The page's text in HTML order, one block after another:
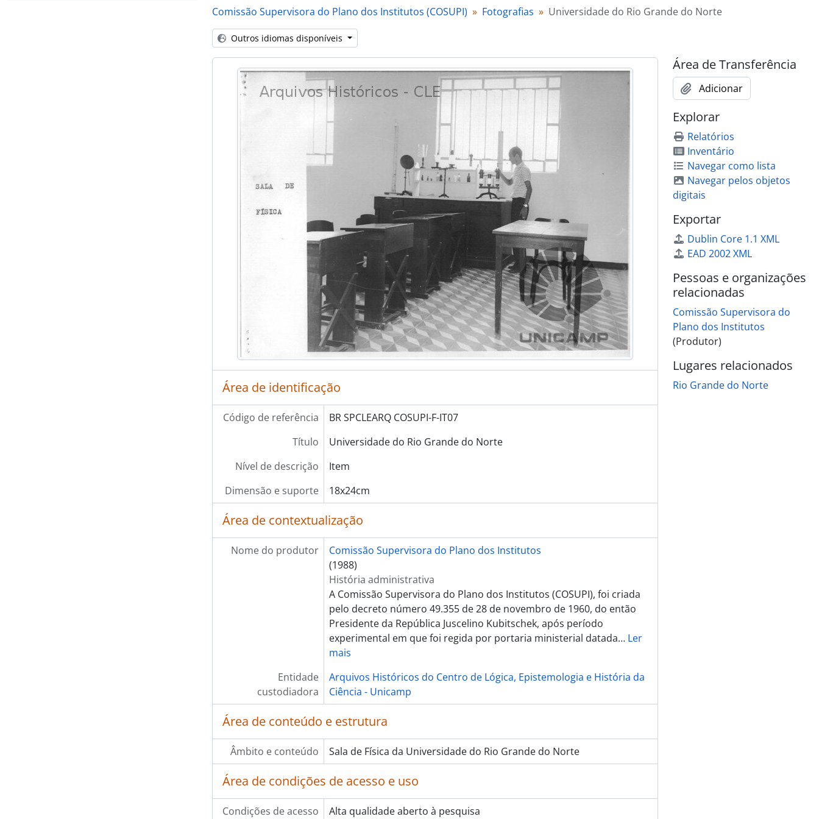
[Item] IT10 - Universidade do Rio Grande do Norte
[Item] IT11 - Universidade do Rio Grande do Norte
[Item] IT12 - Universidade do Rio Grande do Norte
[Item] IT13 - Universidade do Rio Grande do Norte
[Item] IT14 - Universidade do Rio Grande do Norte
[Item] IT16 - Universidade do Rio Grande do Norte
[Item] IT15 - Universidade do Rio Grande do Norte
[] CBM - Casa do Brasil na Cidade Universitária de Madrid
[] CAPES - Coordenação do Aperfeiçoamento de Pessoal de Nível Superior
[] GEACE - Grupo Executivo para aplicação de computadores eletrônicos
[] GTENE - Grupo de Trabalho de Educação do Nordeste
[] GRUNE - Grupo de Reequipamento Técnico-Científico das Universidades do Nordeste
Comissão Supervisora do Plano dos Institutos (COSUPI) Fotografias Universidade do Rio Grande do Norte
Outros idiomas disponíveis
Área de identificação
Código de referência
BR SPCLEARQ COSUPI-F-IT07
Título
Universidade do Rio Grande do Norte
Nível de descrição
Item
Dimensão e suporte
18x24cm
Área de contextualização
Nome do produtor
Comissão Supervisora do Plano dos Institutos
(1988)
História administrativa
A Comissão Supervisora do Plano dos Institutos (COSUPI), foi criada
pelo decreto número 49.355 de 28 de novembro de 1960, do então
Presidente da República Juscelino Kubitschek, após período
experimental em que foi regida por portaria ministerial datada… Ler
mais
Entidade
custodiadora
Arquivos Históricos do Centro de Lógica, Epistemologia e História da
Ciência - Unicamp
Área de conteúdo e estrutura
Âmbito e conteúdo Sala de Física da Universidade do Rio Grande do Norte
Área de condições de acesso e uso
Condições de acesso Alta qualidade aberto à pesquisa
Área de Transferência
Adicionar
Explorar
Relatórios
Inventário
Navegar como lista
Navegar pelos objetos
digitais
Exportar
Dublin Core 1.1 XML
EAD 2002 XML
Pessoas e organizações
relacionadas
Comissão Supervisora do
Plano dos Institutos
(Produtor)
Lugares relacionados
Rio Grande do Norte